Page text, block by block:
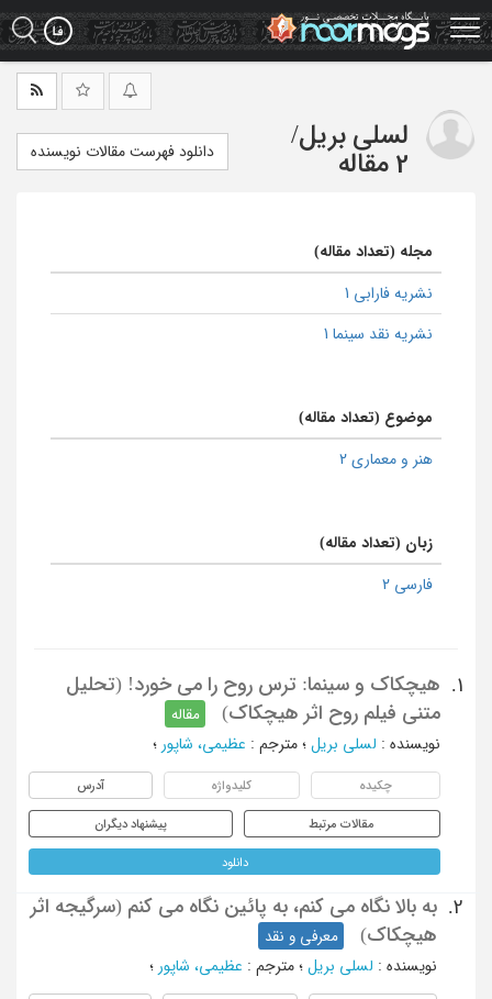
Skip
to
main
لسلی بریل/
2 مقاله
دانلود فهرست مقالات نویسنده
مجله (تعداد مقاله)
نشریه فارابی 1
نشریه نقد سینما 1
موضوع (تعداد مقاله)
هنر و معماری 2
زبان (تعداد مقاله)
فارسی 2
1.
هیچکاک و سینما: ترس روح را می خورد! (تحلیل
متنی فیلم روح اثر هیچکاک)
مقاله
نویسنده : لسلی بریل ؛ مترجم : عظیمی، شاپور ؛
چکیده کلیدواژه آدرس
مقالات مرتبط پیشنهاد دیگران
دانلود
2.
به بالا نگاه می کنم، به پائین نگاه می کنم (سرگیجه اثر
هیچکاک)
معرفی و نقد
نویسنده : لسلی بریل ؛ مترجم : عظیمی، شاپور ؛